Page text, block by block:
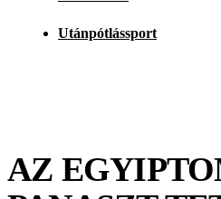
Utánpótlássport
AZ